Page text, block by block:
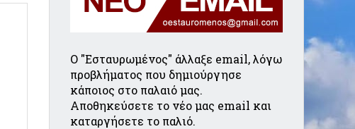
Ο "Εσταυρωμένος" άλλαξε email, λόγω
προβλήματος που δημιούργησε
κάποιος στο παλαιό μας.
Αποθηκεύσετε το νέο μας email και
καταργήσετε το παλιό.